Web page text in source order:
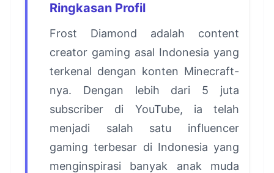
Ringkasan Profil
Frost Diamond adalah content
creator gaming asal Indonesia yang
terkenal dengan konten Minecraft-
nya. Dengan lebih dari 5 juta
subscriber di YouTube, ia telah
menjadi salah satu influencer
gaming terbesar di Indonesia yang
menginspirasi banyak anak muda